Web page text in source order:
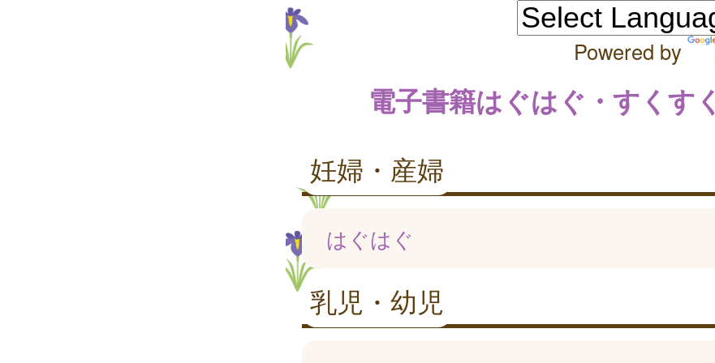
Powered by
電子書籍はぐはぐ・すくすく
妊婦・産婦
はぐはぐ
乳児・幼児